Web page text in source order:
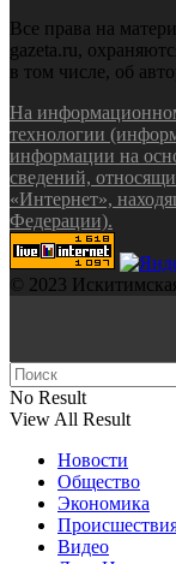
Все права на
gazeta.ru,
в том числе, об
На
технологии
информации на
сведений,
«Интернет»,
Федерации).
© 2023
No Result
View All Result
Новости
Общество
Экономика
Видео